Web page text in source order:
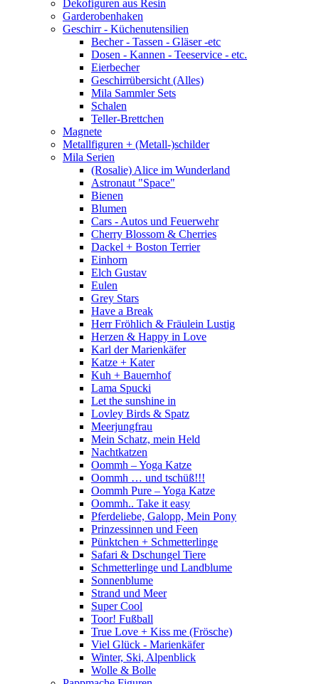
Dekofiguren aus Resin
Garderobenhaken
Geschirr - Küchenutensilien
Becher - Tassen - Gläser -etc
Dosen - Kannen - Teeservice - etc.
Eierbecher
Geschirrübersicht (Alles)
Mila Sammler Sets
Schalen
Teller-Brettchen
Magnete
Metallfiguren + (Metall-)schilder
Mila Serien
(Rosalie) Alice im Wunderland
Astronaut "Space"
Bienen
Blumen
Cars - Autos und Feuerwehr
Cherry Blossom & Cherries
Dackel + Boston Terrier
Einhorn
Elch Gustav
Eulen
Grey Stars
Have a Break
Herr Fröhlich & Fräulein Lustig
Herzen & Happy in Love
Karl der Marienkäfer
Katze + Kater
Kuh + Bauernhof
Lama Spucki
Let the sunshine in
Lovley Birds & Spatz
Meerjungfrau
Mein Schatz, mein Held
Nachtkatzen
Oommh – Yoga Katze
Oommh … und tschüß!!!
Oommh Pure – Yoga Katze
Oommh.. Take it easy
Pferdeliebe, Galopp, Mein Pony
Prinzessinnen und Feen
Pünktchen + Schmetterlinge
Safari & Dschungel Tiere
Schmetterlinge und Landblume
Sonnenblume
Strand und Meer
Super Cool
Toor! Fußball
True Love + Kiss me (Frösche)
Viel Glück - Marienkäfer
Winter, Ski, Alpenblick
Wolle & Bolle